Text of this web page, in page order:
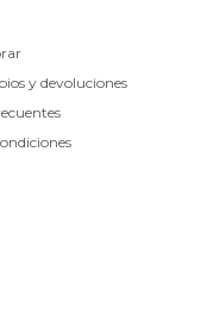
y devoluciones